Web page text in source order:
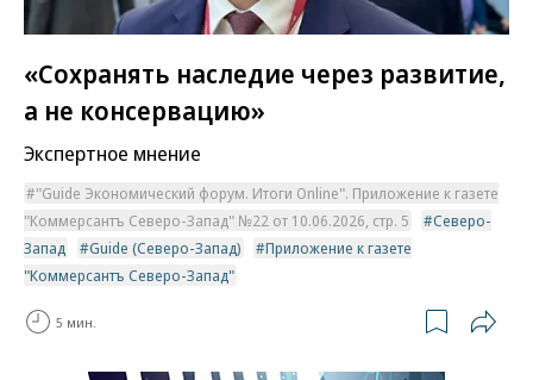
«Сохранять наследие через развитие,
а не консервацию»
Экспертное мнение
"Guide Экономический форум. Итоги Online". Приложение к газете
"Коммерсантъ Северо-Запад" №22 от 10.06.2026, стр. 5
Северо-
Запад
Guide (Северо-Запад)
Приложение к газете
"Коммерсантъ Северо-Запад"
5 мин.